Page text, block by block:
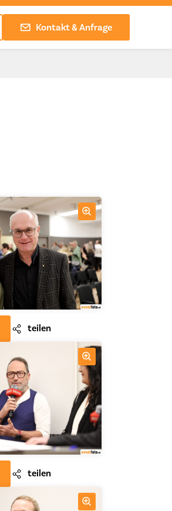
Kontakt & Anfrage
teilen
teilen